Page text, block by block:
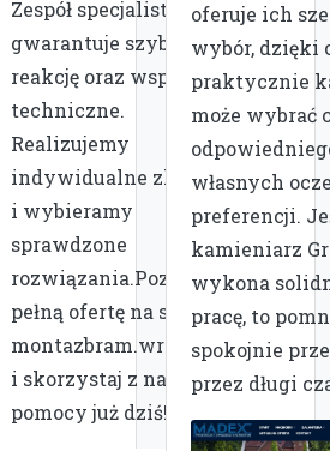
Zespół specjalistów
gwarantuje szybką
reakcję oraz wsparcie
techniczne.
Realizujemy
indywidualne zlecenia
i wybieramy
sprawdzone
rozwiązania.Poznaj
pełną ofertę na serwis-
montazbram.wroclaw.pl
i skorzystaj z naszej
pomocy już dziś!
oferuje ich
wybór, dzięki
praktycznie
może wybrać
własnych
preferencji.
kamieniarz
wykona
pracę, to
spokojnie
przez długi